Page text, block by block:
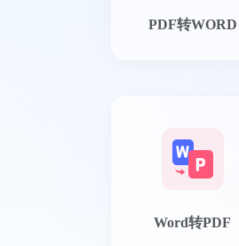
PDF转WORD
Word转PDF